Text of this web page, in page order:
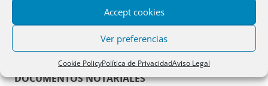
Accept cookies
Ver preferencias
Cookie PolicyPolítica de PrivacidadAviso Legal
madre en representación de menores que adquieren la
nuda propiedad de una finca.
emitir el juicio de suficiencia del poder.
2023
DOCUMENTOS NOTARIALES